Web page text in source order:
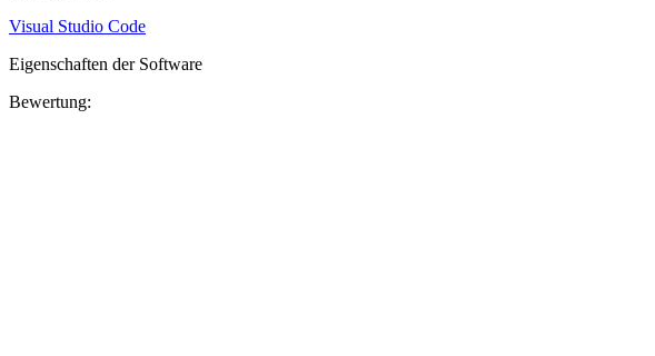
Visual Studio Code
Eigenschaften der Software
Bewertung: